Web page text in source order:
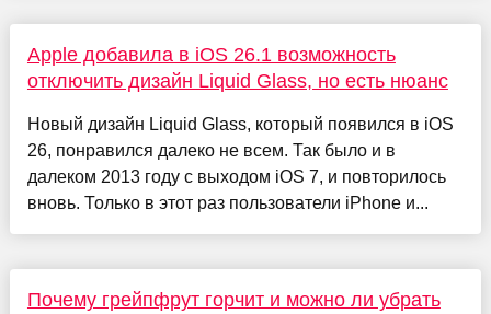
Apple добавила в iOS 26.1 возможность
отключить дизайн Liquid Glass, но есть нюанс
Новый дизайн Liquid Glass, который появился в iOS
26, понравился далеко не всем. Так было и в
далеком 2013 году с выходом iOS 7, и повторилось
вновь. Только в этот раз пользователи iPhone и...
Почему грейпфрут горчит и можно ли убрать